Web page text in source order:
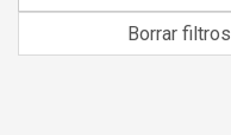
Borrar filtros